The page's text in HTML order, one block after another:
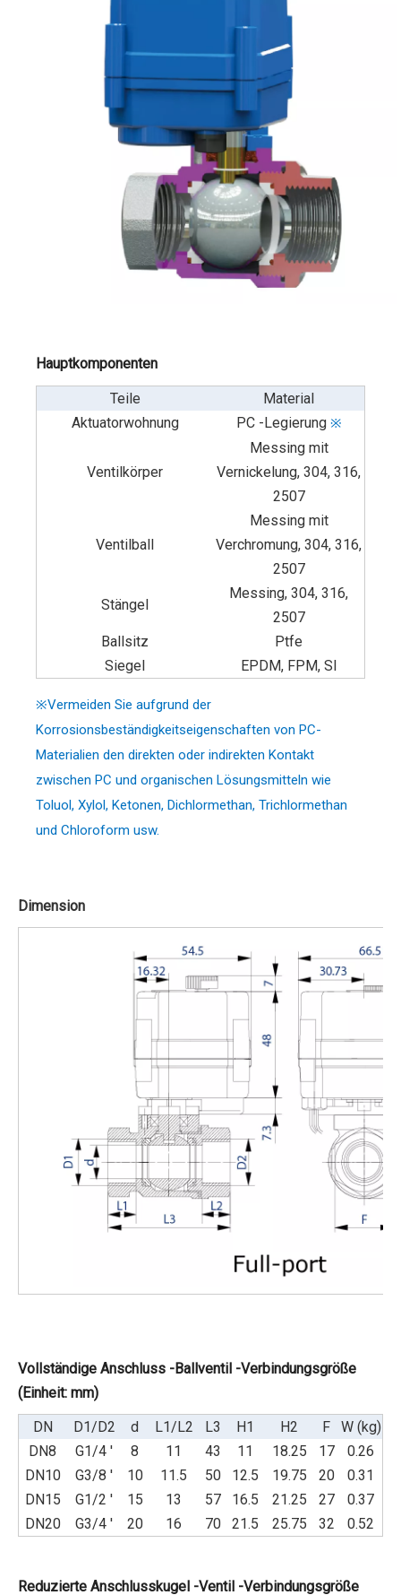
Hauptkomponenten
Teile
Material
Aktuatorwohnung
PC -Legierung ※
Ventilkörper
Messing mit
Vernickelung, 304, 316,
2507
Ventilball
Messing mit
Verchromung, 304, 316,
2507
Stängel
Messing, 304, 316,
2507
Ballsitz
Ptfe
Siegel
EPDM, FPM, SI
※Vermeiden Sie aufgrund der
Korrosionsbeständigkeitseigenschaften von PC-
Materialien den direkten oder indirekten Kontakt
zwischen PC und organischen Lösungsmitteln wie
Toluol, Xylol, Ketonen, Dichlormethan, Trichlormethan
und Chloroform usw.
Dimension
Vollständige Anschluss -Ballventil -Verbindungsgröße
(Einheit: mm)
DN
D1/D2 d L1/L2 L3 H1 H2 F
W (kg)
DN8
G1/4 ' 8 11 43 11 18.25 17
0.26
DN10
G3/8 ' 10 11.5 50 12.5 19.75 20
0.31
DN15
G1/2 ' 15 13 57 16.5 21.25 27
0.37
DN20
G3/4 ' 20 16 70 21.5 25.75 32 0.52
Reduzierte Anschlusskugel -Ventil -Verbindungsgröße